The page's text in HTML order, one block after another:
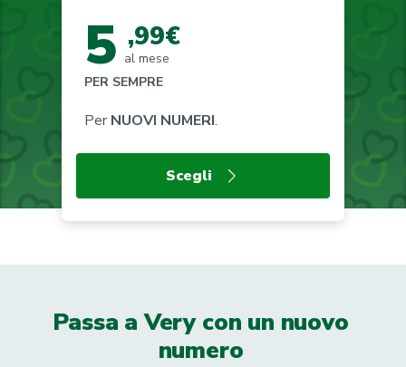
5 ,99€
al mese
PER SEMPRE
Per NUOVI NUMERI.
Scegli
Passa a Very con un nuovo
numero